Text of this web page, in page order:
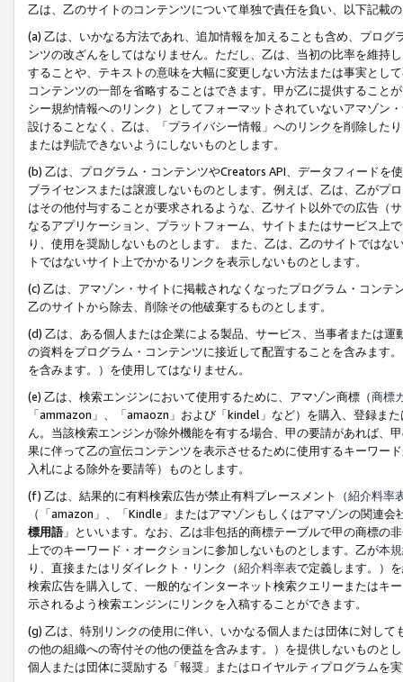
乙は、乙のサイトのコンテンツについて単独で責任を負い、以下記載
(a) 乙は、いかなる方法であれ、追加情報を加えることも含め、プロ
ンツの改ざんをしてはなりません。ただし、乙は、当初の比率を維持
することや、テキストの意味を大幅に変更しない方法または事実とし
コンテンツの一部を省略することはできます。甲が乙に提供すること
シー規約情報へのリンク）としてフォーマットされていないアマゾン
設けることなく、乙は、「プライバシー情報」へのリンクを削除した
または判読できないようにしないものとします。
(b) 乙は、プログラム・コンテンツやCreators API、データフィード
ブライセンスまたは譲渡しないものとします。例えば、乙は、乙がプ
はその他付与することが要求されるような、乙サイト以外での広告（
なるアプリケーション、プラットフォーム、サイトまたはサービス上
り、使用を奨励しないものとします。 また、乙は、乙のサイトでは
トではないサイト上でかかるリンクを表示しないものとします。
(c) 乙は、アマゾン・サイトに掲載されなくなったプログラム・コン
乙のサイトから除去、削除その他破棄するものとします。
(d) 乙は、ある個人または企業による製品、サービス、当事者または
の資料をプログラム・コンテンツに接近して配置することを含みます
を含みます。）を使用してはなりません。
(e) 乙は、検索エンジンにおいて使用するために、アマゾン商標（商標
「ammazon」、「amaozn」および「kindel」など）を購入、登録ま
ん。当該検索エンジンが除外機能を有する場合、甲の要請があれば、
果に伴って乙の宣伝コンテンツを表示させるために使用するキーワー
入札による除外を要請等）ものとします。
(f) 乙は、結果的に有料検索広告が禁止有料プレースメント（紹介料率
（「amazon」、「Kindle」またはアマゾンもしくはアマゾンの関連
標用語」といいます。なお、乙は非包括的商標テーブルで甲の商標の
上でのキーワード・オークションに参加しないものとします。乙が本
り、直接またはリダイレクト・リンク（紹介料率表で定義します。）
検索広告を購入して、一般的なインターネット検索クエリーまたはキ
示されるよう検索エンジンにリンクを入稿することができます。
(g) 乙は、特別リンクの使用に伴い、いかなる個人または団体に対し
の他の組織への寄付その他の便益を含みます。）を提供しないものと
個人または団体に奨励する「報奨」またはロイヤルティプログラムを